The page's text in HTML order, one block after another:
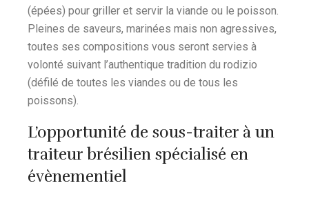
(épées) pour griller et servir la viande ou le poisson.
Pleines de saveurs, marinées mais non agressives,
toutes ses compositions vous seront servies à
volonté suivant l’authentique tradition du rodizio
(défilé de toutes les viandes ou de tous les
poissons).
L’opportunité de sous-traiter à un
traiteur brésilien spécialisé en
évènementiel